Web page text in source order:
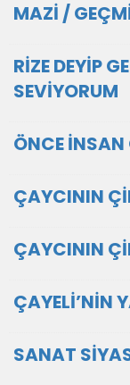
MAZİ /
RİZE DEYİP
SEVİYORUM
ÖNCE İNSAN
ÇAYCININ
ÇAYCININ
ÇAYELİ’NİN
SANAT